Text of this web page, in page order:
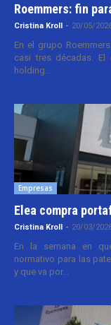
Roemmers: fin
Cristina Kroll - 20/05/
En el grupo
casi tres décadas. El
holding...
Empresas
Elea compra
Cristina Kroll - 20/03/
En la semana en
normativo para las
y que va por...